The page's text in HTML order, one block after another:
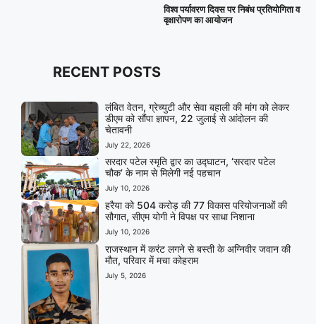
विश्व पर्यावरण दिवस पर निबंध प्रतियोगिता व
वृक्षारोपण का आयोजन
RECENT POSTS
लंबित वेतन, ग्रेच्युटी और सेवा बहाली की मांग को लेकर
डीएम को सौंपा ज्ञापन, 22 जुलाई से आंदोलन की
चेतावनी
July 22, 2026
सरदार पटेल स्मृति द्वार का उद्घाटन, ‘सरदार पटेल
चौक’ के नाम से मिलेगी नई पहचान
July 10, 2026
हरैया को 504 करोड़ की 77 विकास परियोजनाओं की
सौगात, सीएम योगी ने विपक्ष पर साधा निशाना
July 10, 2026
राजस्थान में करंट लगने से बस्ती के अग्निवीर जवान की
मौत, परिवार में मचा कोहराम
July 5, 2026